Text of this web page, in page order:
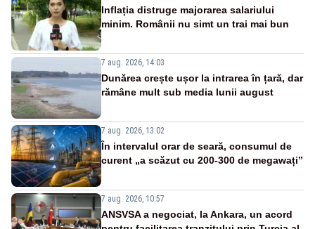
Inflația distruge majorarea salariului
minim. Românii nu simt un trai mai bun
7 aug. 2026, 14:03
Dunărea crește ușor la intrarea în țară, dar
rămâne mult sub media lunii august
7 aug. 2026, 13:02
În intervalul orar de seară, consumul de
curent „a scăzut cu 200-300 de megawați”
7 aug. 2026, 10:57
ANSVSA a negociat, la Ankara, un acord